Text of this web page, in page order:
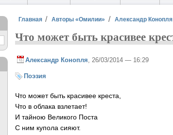
Вы здесь
Главная Авторы «Омилии» Александр Конопля
Что может быть красивее
Александр Конопля , 26/03/2014 — 16:29
Поэзия
Что может быть красивее креста,
Что в облака взлетает!
И тайною Великого Поста
С ним купола сияют.